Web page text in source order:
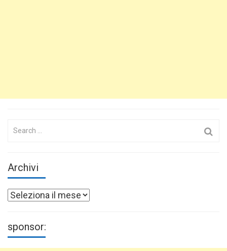
Search
Archivi
Archivi
sponsor: